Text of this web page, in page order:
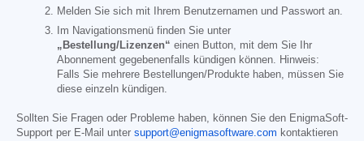
Melden Sie sich mit Ihrem Benutzernamen und Passwort an.
Im Navigationsmenü finden Sie unter
„Bestellung/Lizenzen“ einen Button, mit dem Sie Ihr
Abonnement gegebenenfalls kündigen können. Hinweis:
Falls Sie mehrere Bestellungen/Produkte haben, müssen Sie
diese einzeln kündigen.
Sollten Sie Fragen oder Probleme haben, können Sie den EnigmaSoft-
Support per E-Mail unter support@enigmasoftware.com kontaktieren